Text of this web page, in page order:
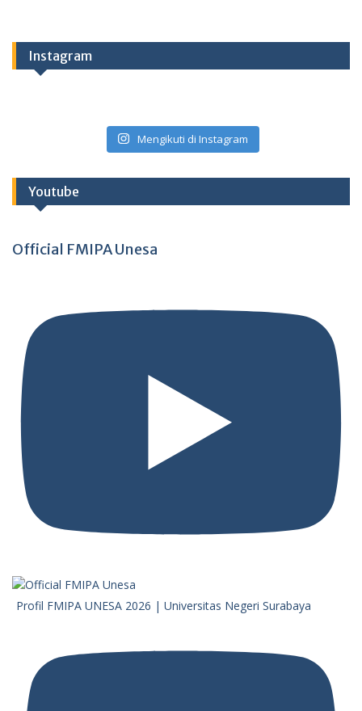
Instagram
Mengikuti di Instagram
Youtube
Official FMIPA Unesa
Profil FMIPA UNESA 2026 | Universitas Negeri Surabaya